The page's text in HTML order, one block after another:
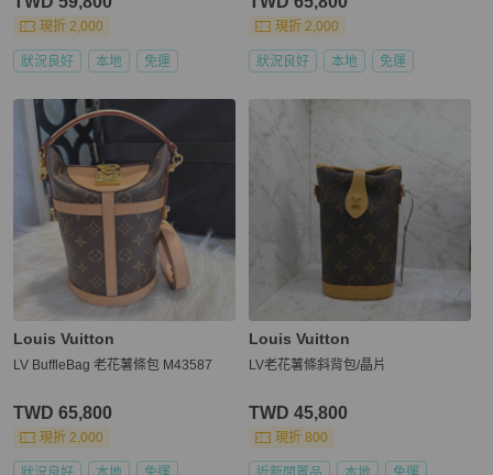
現折 2,000
狀況良好 本地 免運
現折 2,000
狀況良好 本地 免運
Louis Vuitton
LV BuffleBag 老花薯條包 M43587
TWD 65,800
現折 2,000
Louis Vuitton
LV老花薯條斜背包/晶片
TWD 45,800
現折 800